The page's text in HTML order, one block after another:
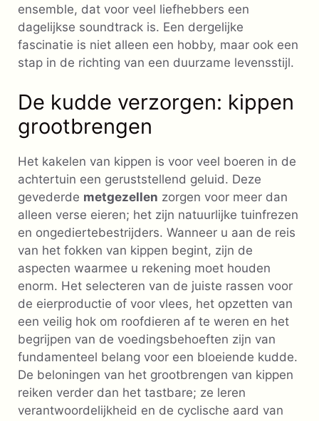
ensemble, dat voor veel liefhebbers een
dagelijkse soundtrack is. Een dergelijke
fascinatie is niet alleen een hobby, maar ook een
stap in de richting van een duurzame levensstijl.
De kudde verzorgen: kippen
grootbrengen
Het kakelen van kippen is voor veel boeren in de
achtertuin een geruststellend geluid. Deze
gevederde metgezellen zorgen voor meer dan
alleen verse eieren; het zijn natuurlijke tuinfrezen
en ongediertebestrijders. Wanneer u aan de reis
van het fokken van kippen begint, zijn de
aspecten waarmee u rekening moet houden
enorm. Het selecteren van de juiste rassen voor
de eierproductie of voor vlees, het opzetten van
een veilig hok om roofdieren af ​​te weren en het
begrijpen van de voedingsbehoeften zijn van
fundamenteel belang voor een bloeiende kudde.
De beloningen van het grootbrengen van kippen
reiken verder dan het tastbare; ze leren
verantwoordelijkheid en de cyclische aard van